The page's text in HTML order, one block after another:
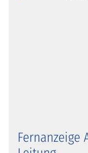
Fernanzeige